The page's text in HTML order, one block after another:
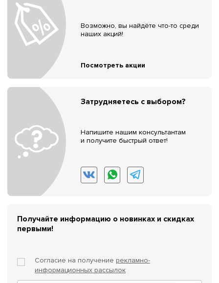
Возможно, вы найдёте что-то среди
наших акций!
Посмотреть акции
Затрудняетесь с выбором?
Напишите нашим консультантам
и получите быстрый ответ!
Получайте информацию о новинках и скидках
первыми!
Согласие на получение рекламно-
информационных рассылок